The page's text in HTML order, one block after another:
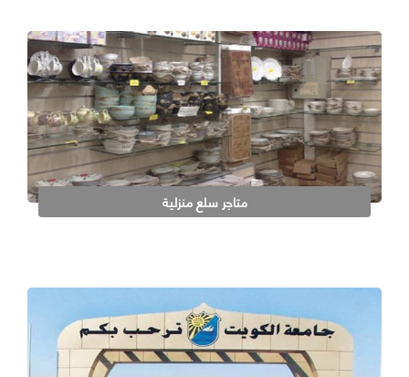
متاجر سلع منزلية